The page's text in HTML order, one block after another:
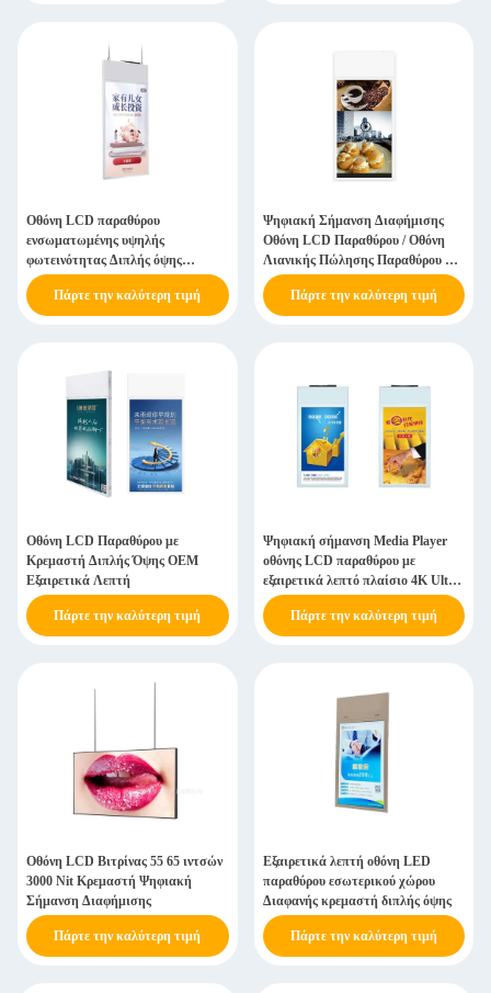
Οθόνη LCD παραθύρου
ενσωματωμένης υψηλής
φωτεινότητας Διπλής όψης
Πλαίσιο από κράμα αλουμινίου
Πάρτε την καλύτερη τιμή
Ψηφιακή Σήμανση Διαφήμισης
Οθόνη LCD Παραθύρου / Οθόνη
Λιανικής Πώλησης Παραθύρου HD
video
Πάρτε την καλύτερη τιμή
Οθόνη LCD Παραθύρου με
Κρεμαστή Διπλής Όψης OEM
Εξαιρετικά Λεπτή
Πάρτε την καλύτερη τιμή
Ψηφιακή σήμανση Media Player
οθόνης LCD παραθύρου με
εξαιρετικά λεπτό πλαίσιο 4K Ultra
HD
Πάρτε την καλύτερη τιμή
Οθόνη LCD Βιτρίνας 55 65 ιντσών
3000 Nit Κρεμαστή Ψηφιακή
Σήμανση Διαφήμισης
Πάρτε την καλύτερη τιμή
Εξαιρετικά λεπτή οθόνη LED
παραθύρου εσωτερικού χώρου
Διαφανής κρεμαστή διπλής όψης
Πάρτε την καλύτερη τιμή